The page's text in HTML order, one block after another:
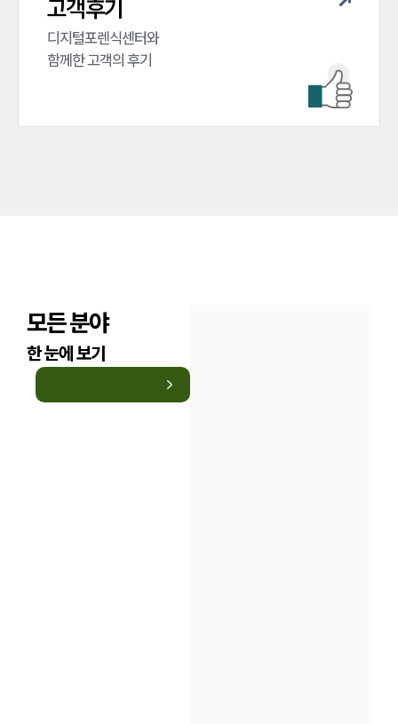
고객후기
디지털포렌식센터와
함께한 고객의 후기
모든 분야
한 눈에 보기